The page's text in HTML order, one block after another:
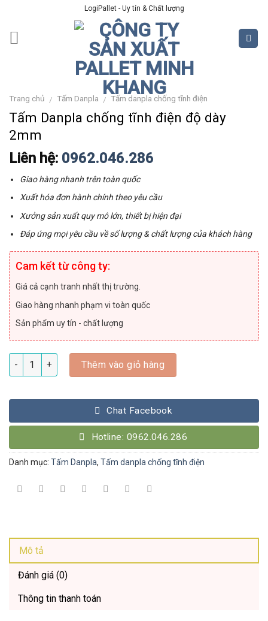
LogiPallet - Uy tín & Chất lượng
Trang chủ / Tấm Danpla / Tấm danpla chống tĩnh điện
Tấm Danpla chống tĩnh điện độ dày
2mm
Liên hệ: 0962.046.286
Giao hàng nhanh trên toàn quốc
Xuất hóa đơn hành chính theo yêu cầu
Xưởng sản xuất quy mô lớn, thiết bị hiện đại
Đáp ứng mọi yêu cầu về số lượng & chất lượng của khách hàng
Cam kết từ công ty:
Giá cả cạnh tranh nhất thị trường.
Giao hàng nhanh phạm vi toàn quốc
Sản phẩm uy tín - chất lượng
Số lượng Thêm vào giỏ hàng
Chat Facebook
Hotline: 0962.046.286
Danh mục: Tấm Danpla, Tấm danpla chống tĩnh điện
Mô tả
Đánh giá (0)
Thông tin thanh toán